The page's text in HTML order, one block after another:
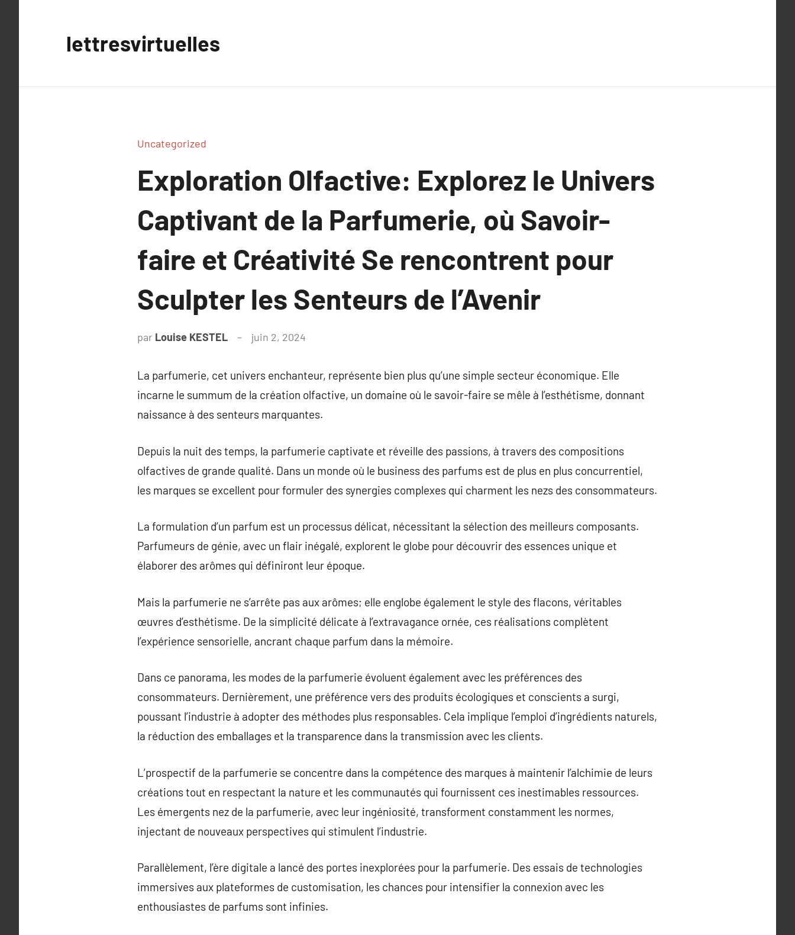
lettresvirtuelles
Uncategorized
Exploration Olfactive: Explorez le Univers
Captivant de la Parfumerie, où Savoir-
faire et Créativité Se rencontrent pour
Sculpter les Senteurs de l’Avenir
par Louise KESTEL juin 2, 2024
La parfumerie, cet univers enchanteur, représente bien plus qu’une simple secteur économique. Elle
incarne le summum de la création olfactive, un domaine où le savoir-faire se mêle à l’esthétisme, donnant
naissance à des senteurs marquantes.
Depuis la nuit des temps, la parfumerie captivate et réveille des passions, à travers des compositions
olfactives de grande qualité. Dans un monde où le business des parfums est de plus en plus concurrentiel,
les marques se excellent pour formuler des synergies complexes qui charment les nezs des consommateurs.
La formulation d’un parfum est un processus délicat, nécessitant la sélection des meilleurs composants.
Parfumeurs de génie, avec un flair inégalé, explorent le globe pour découvrir des essences unique et
élaborer des arômes qui définiront leur époque.
Mais la parfumerie ne s’arrête pas aux arômes; elle englobe également le style des flacons, véritables
œuvres d’esthétisme. De la simplicité délicate à l’extravagance ornée, ces réalisations complètent
l’expérience sensorielle, ancrant chaque parfum dans la mémoire.
Dans ce panorama, les modes de la parfumerie évoluent également avec les préférences des
consommateurs. Dernièrement, une préférence vers des produits écologiques et conscients a surgi,
poussant l’industrie à adopter des méthodes plus responsables. Cela implique l’emploi d’ingrédients naturels,
la réduction des emballages et la transparence dans la transmission avec les clients.
L’prospectif de la parfumerie se concentre dans la compétence des marques à maintenir l’alchimie de leurs
créations tout en respectant la nature et les communautés qui fournissent ces inestimables ressources.
Les émergents nez de la parfumerie, avec leur ingéniosité, transforment constamment les normes,
injectant de nouveaux perspectives qui stimulent l’industrie.
Parallèlement, l’ère digitale a lancé des portes inexplorées pour la parfumerie. Des essais de technologies
immersives aux plateformes de customisation, les chances pour intensifier la connexion avec les
enthousiastes de parfums sont infinies.